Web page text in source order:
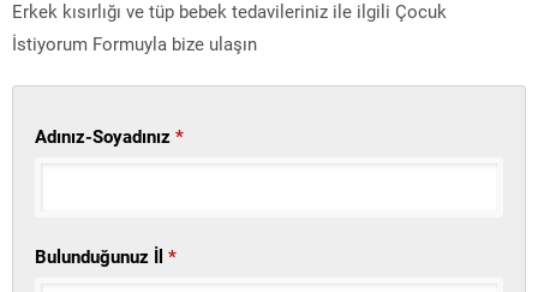
Erkek kısırlığı ve tüp bebek tedavileriniz ile ilgili Çocuk
İstiyorum Formuyla bize ulaşın
Adınız-Soyadınız *
Bulunduğunuz İl *